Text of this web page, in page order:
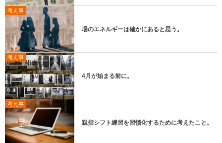
考え事
場のエネルギーは確かにあると思う。
考え事
4月が始まる前に。
考え事
親指シフト練習を習慣化するために考えたこと。